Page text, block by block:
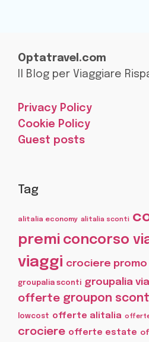
Optatravel.com
Il Blog per Viaggiare
Privacy Policy
Cookie Policy
Guest posts
Tag
alitalia economy alitalia sconti
premi concorso
viaggi crociere promo
groupalia sconti groupalia
offerte groupon
lowcost offerte alitalia
crociere offerte estate